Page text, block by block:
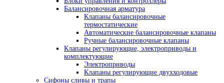
Балансировочная арматура
Клапаны балансировочные
термостатические
Автоматические балансировочные клапаны
Ручные балансировочные клапаны
Клапаны регулирующие, электроприводы и
комплектующие
Электроприводы
Клапаны регулирующие двухходовые
Сифоны сливы и трапы